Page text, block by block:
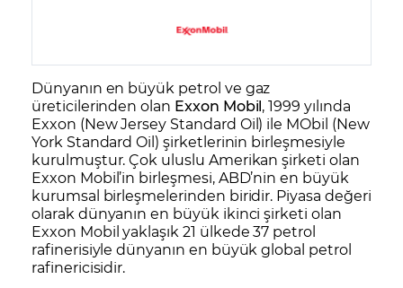
Dünyanın en büyük petrol ve gaz
üreticilerinden olan Exxon Mobil, 1999 yılında
Exxon (New Jersey Standard Oil) ile MObil (New
York Standard Oil) şirketlerinin birleşmesiyle
kurulmuştur. Çok uluslu Amerikan şirketi olan
Exxon Mobil’in birleşmesi, ABD’nin en büyük
kurumsal birleşmelerinden biridir. Piyasa değeri
olarak dünyanın en büyük ikinci şirketi olan
Exxon Mobil yaklaşık 21 ülkede 37 petrol
rafinerisiyle dünyanın en büyük global petrol
rafinericisidir.